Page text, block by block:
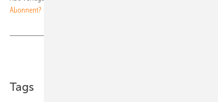
Abonnent?
Tags